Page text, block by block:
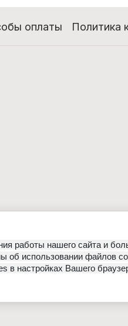
оплаты Политика
работы нашего сайта и
об использовании файлов
настройках Вашего